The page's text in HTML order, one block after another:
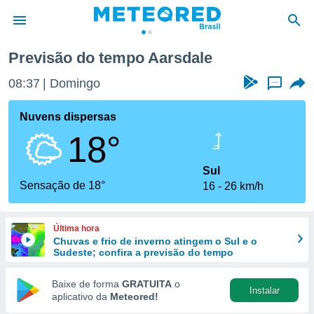
da
fornecidas
a este
das
e
forma
digital
Previsão do tempo Aarsdale
08:37 Domingo ...
Nuvens dispersas
18°
Sensação de 18°
Sul
16
26 km/h
Última hora
Chuvas e frio de inverno atingem o Sul e o
Sudeste; confira a previsão do tempo
Baixe de forma GRATUITA o
aplicativo da Meteored!
Instalar